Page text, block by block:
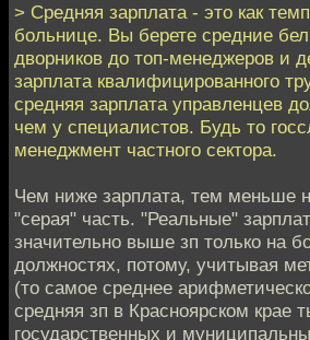
> Средняя зарплата - это как
больнице. Вы берете средние
дворников до топ-менеджеров и
зарплата квалифицированного
средняя зарплата управленцев
чем у специалистов. Будь то
менеджмент частного сектора.
Чем ниже зарплата, тем меньше
"серая" часть. "Реальные"
значительно выше зп только на
должностях, потому, учитывая
(то самое среднее
средняя зп в Красноярском крае
государственных и